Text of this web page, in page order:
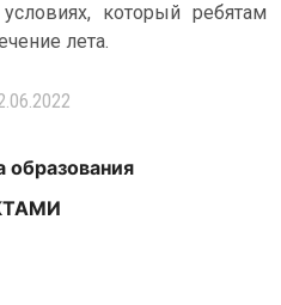
который ребятам
лета.
образования